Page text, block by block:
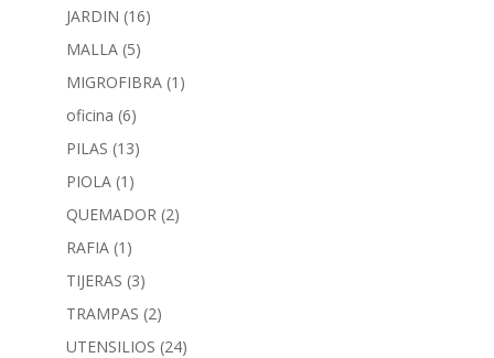
JARDIN (16)
MALLA (5)
MIGROFIBRA (1)
oficina (6)
PILAS (13)
PIOLA (1)
QUEMADOR (2)
RAFIA (1)
TIJERAS (3)
TRAMPAS (2)
UTENSILIOS (24)